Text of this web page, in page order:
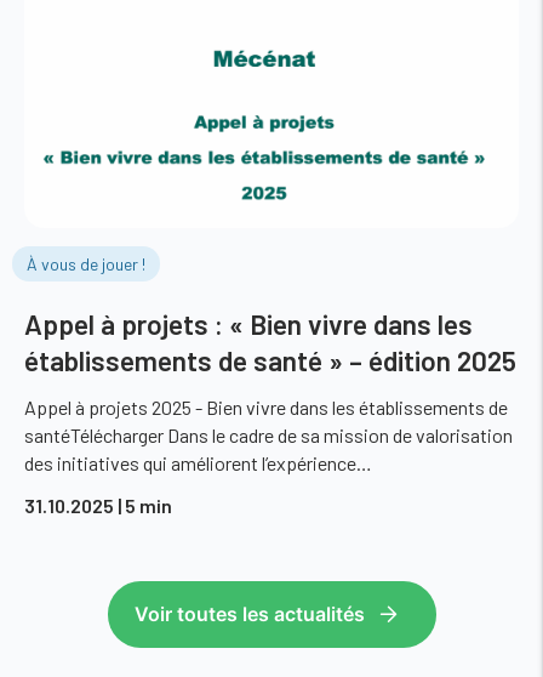
À vous de jouer !
Appel à projets : « Bien vivre dans les
établissements de santé » – édition 2025
Appel à projets 2025 - Bien vivre dans les établissements de
santéTélécharger Dans le cadre de sa mission de valorisation
des initiatives qui améliorent l’expérience…
31.10.2025 | 5 min
Voir toutes les actualités